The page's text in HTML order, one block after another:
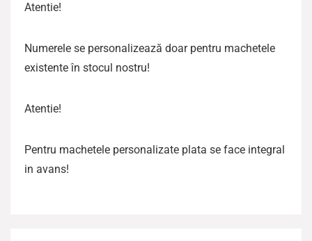
Atentie!
Numerele se personalizează doar pentru machetele
existente în stocul nostru!
Atentie!
Pentru machetele personalizate plata se face integral
in avans!